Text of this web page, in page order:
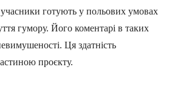
готують у польових умовах
гумору. Його коментарі в таких
Ця здатність
проєкту.